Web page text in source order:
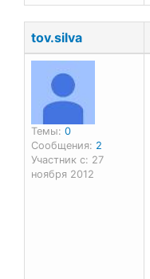
tov.silva
Темы: 0
Сообщения: 2
Участник с: 27
ноября 2012